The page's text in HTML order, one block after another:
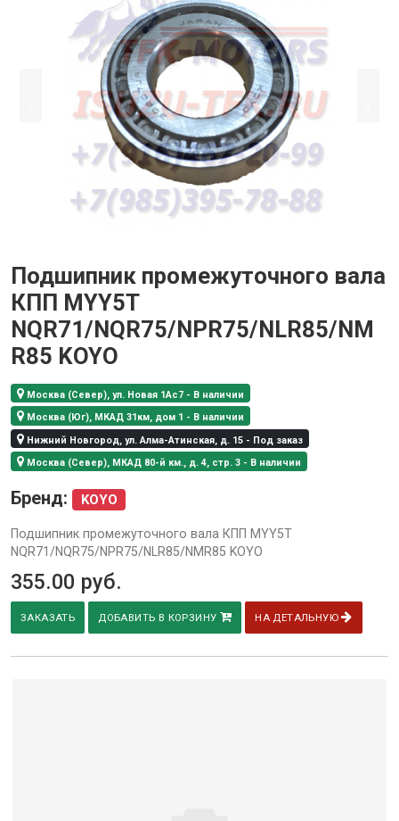
Подшипник промежуточного вала
КПП MYY5T
NQR71/NQR75/NPR75/NLR85/NM
R85 KOYO
Москва (Север), ул. Новая 1Ас7 - В наличии
Москва (Юг), МКАД 31км, дом 1 - В наличии
Нижний Новгород, ул. Алма-Атинская, д. 15 - Под заказ
Москва (Север), МКАД 80-й км., д. 4, стр. 3 - В наличии
Бренд: KOYO
Подшипник промежуточного вала КПП MYY5T
NQR71/NQR75/NPR75/NLR85/NMR85 KOYO
355.00 руб.
ЗАКАЗАТЬ ДОБАВИТЬ В КОРЗИНУ НА ДЕТАЛЬНУЮ